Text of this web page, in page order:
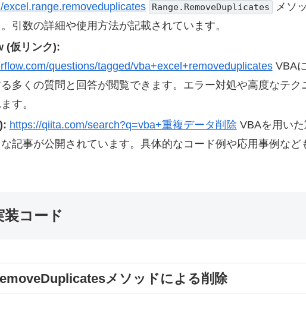
excel.range.removeduplicates
Range.RemoveDuplicates
メソ
引数の詳細や使用方法が記載されています。
(仮リンク):
questions/tagged/vba+excel+removeduplicatesVBA
多くの質問と回答が閲覧できます。エラー対処や高度なテク
す。
https://qiita.com/search?q=vba+重複データ削除 VBAを用い
記事が公開されています。具体的なコード例や応用事例など
コード
メソッドによる削除